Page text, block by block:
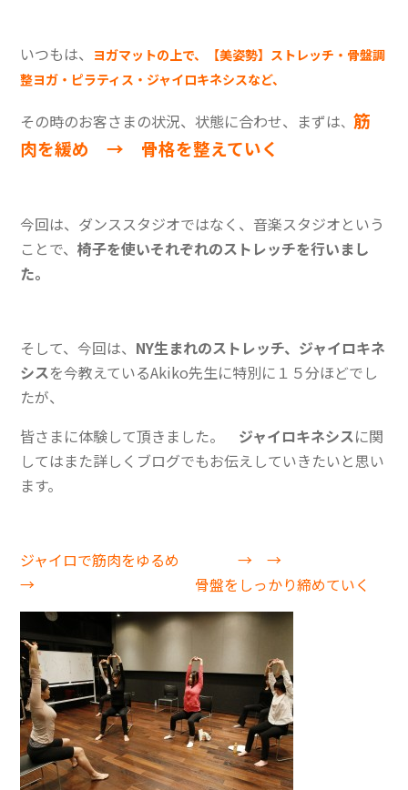
いつもは、
ヨガマットの上で、【美姿勢】ストレッチ・骨盤調
整ヨガ・ピラティス・ジャイロキネシスなど、
その時のお客さまの状況、状態に合わせ、まずは、筋
肉を緩め → 骨格を整えていく
今回は、ダンススタジオではなく、音楽スタジオという
ことで、椅子を使いそれぞれのストレッチを行いまし
た。
そして、今回は、 NY生まれのストレッチ、ジャイロキネ
シスを今教えているAkiko先生に特別に１５分ほどでし
たが、
皆さまに体験して頂きました。 ジャイロキネシスに関
してはまた詳しくブログでもお伝えしていきたいと思い
ます。
ジャイロで筋肉をゆるめ → →
→ 骨盤をしっかり締めていく